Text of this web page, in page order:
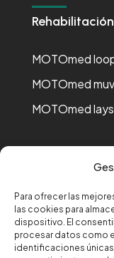
Para ofrecer las
las cookies para
dispositivo. El
procesar datos como
identificaciones únicas
MOTOmed
MOTOmed
MOTOmed
Financiado por la